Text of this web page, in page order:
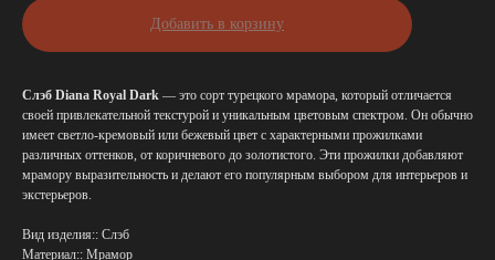
Добавить в корзину
Слэб Diana Royal Dark — это сорт турецкого мрамора, который отличается
своей привлекательной текстурой и уникальным цветовым спектром. Он обычно
имеет светло-кремовый или бежевый цвет с характерными прожилками
различных оттенков, от коричневого до золотистого. Эти прожилки добавляют
мрамору выразительность и делают его популярным выбором для интерьеров и
экстерьеров.
Вид изделия:: Слэб
Материал:: Мрамор